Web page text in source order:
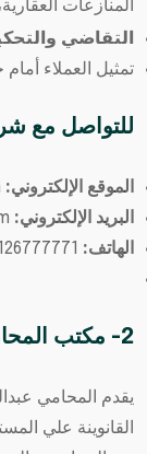
المنازعات
التقاضي
تمثيل العملاء
للتواصل مع
الموقع الإلكتروني:
البريد الإلكتروني:
الهاتف:
2- مكتب المحامي عبدالقادر الصيعري
يقدم المحامي
القانوينة علي